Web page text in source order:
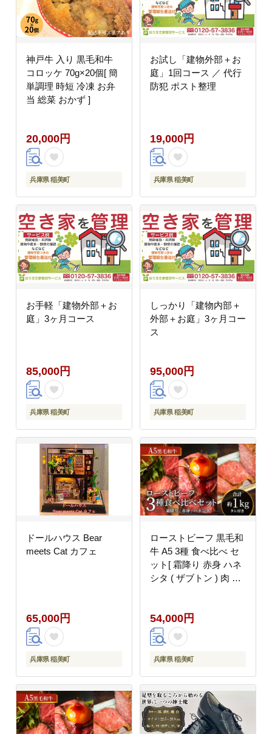
神戸牛 入り 黒毛和牛
コロッケ 70g×20個[ 簡
単調理 時短 冷凍 お弁
当 総菜 おかず ]
20,000円
兵庫県 稲美町
お試し「建物外部＋お
庭」1回コース ／ 代行
防犯 ポスト整理
19,000円
兵庫県 稲美町
お手軽「建物外部＋お
庭」3ヶ月コース
85,000円
兵庫県 稲美町
しっかり「建物内部＋
外部＋お庭」3ヶ月コー
ス
95,000円
兵庫県 稲美町
ドールハウス Bear
meets Cat カフェ
65,000円
兵庫県 稲美町
ローストビーフ 黒毛和
牛 A5 3種 食べ比べ セ
ット[ 霜降り 赤身 ハネ
シタ ( ザブトン ) 肉 牛
54,000円
兵庫県 稲美町